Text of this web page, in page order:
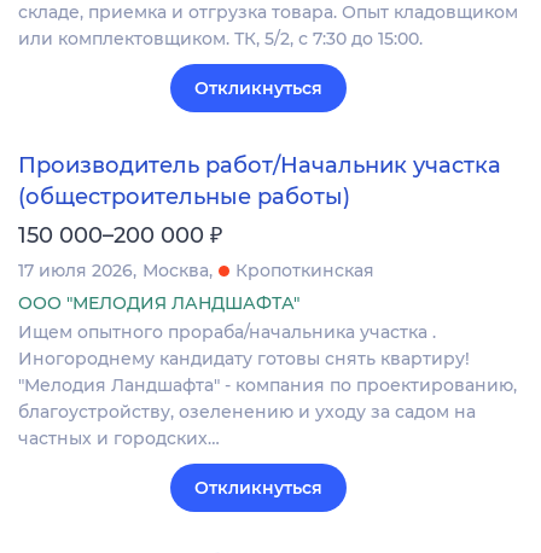
складе, приемка и отгрузка товара. Опыт кладовщиком
или комплектовщиком. ТК, 5/2, с 7:30 до 15:00.
Откликнуться
Производитель работ/Начальник участка
(общестроительные работы)
150 000–200 000 ₽
17 июля 2026 Москва
Кропоткинская
ООО "МЕЛОДИЯ ЛАНДШАФТА"
Ищем опытного прораба/начальника участка .
Иногороднему кандидату готовы снять квартиру!
"Мелодия Ландшафта" - компания по проектированию,
благоустройству, озеленению и уходу за садом на
частных и городских…
Откликнуться